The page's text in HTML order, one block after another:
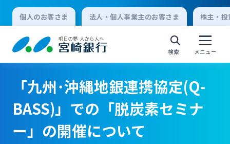
個人のお客さま 法人・個人事業主のお客さま 株主・
検索 メニュー
個人向けインターネットバンキング
ログオン
「九州･沖縄地銀連携協定(Q-
BASS)」での「脱炭素セミナ
ー」の開催について